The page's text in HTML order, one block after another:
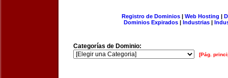
Registro de Dominios| Web Hosting |
Dominios Expirados | Industrias |
Categorías de Dominio:
[Pág.